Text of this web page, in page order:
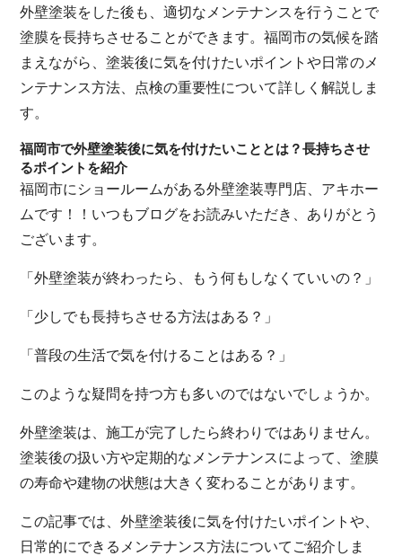
外壁塗装をした後も、適切なメンテナンスを行うことで
塗膜を長持ちさせることができます。福岡市の気候を踏
まえながら、塗装後に気を付けたいポイントや日常のメ
ンテナンス方法、点検の重要性について詳しく解説しま
す。
福岡市で外壁塗装後に気を付けたいこととは？長持ちさせ
るポイントを紹介
福岡市にショールームがある外壁塗装専門店、アキホー
ムです！！いつもブログをお読みいただき、ありがとう
ございます。
「外壁塗装が終わったら、もう何もしなくていいの？」
「少しでも長持ちさせる方法はある？」
「普段の生活で気を付けることはある？」
このような疑問を持つ方も多いのではないでしょうか。
外壁塗装は、施工が完了したら終わりではありません。
塗装後の扱い方や定期的なメンテナンスによって、塗膜
の寿命や建物の状態は大きく変わることがあります。
この記事では、外壁塗装後に気を付けたいポイントや、
日常的にできるメンテナンス方法についてご紹介しま